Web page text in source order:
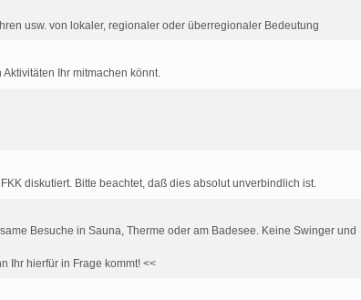
usw. von lokaler, regionaler oder überregionaler Bedeutung
Ihr mitmachen könnt.
diskutiert. Bitte beachtet, daß dies absolut unverbindlich ist.
Besuche in Sauna, Therme oder am Badesee. Keine Swinger und
Ihr hierfür in Frage kommt! <<